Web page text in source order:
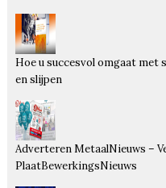
Hoe u succesvol omgaat met
en slijpen
Adverteren MetaalNieuws –
PlaatBewerkingsNieuws